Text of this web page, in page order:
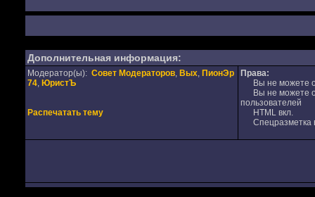
Дополнительная информация:
Модератор(ы): Совет Модераторов, Вых, ПионЭр
74, ЮристЪ
Распечатать тему
Права:
Вы не можете
Вы не можете
пользователей
HTML вкл.
Спецразметка